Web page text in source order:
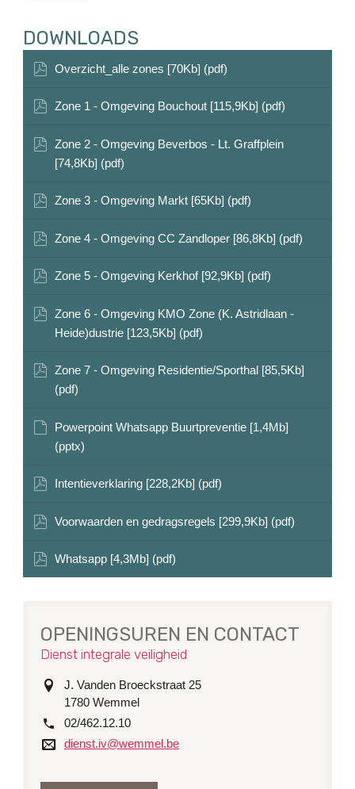
DOWNLOADS
Overzicht_alle zones [70Kb] (pdf)
Zone 1 - Omgeving Bouchout [115,9Kb] (pdf)
Zone 2 - Omgeving Beverbos - Lt. Graffplein
[74,8Kb] (pdf)
Zone 3 - Omgeving Markt [65Kb] (pdf)
Zone 4 - Omgeving CC Zandloper [86,8Kb] (pdf)
Zone 5 - Omgeving Kerkhof [92,9Kb] (pdf)
Zone 6 - Omgeving KMO Zone (K. Astridlaan -
Heide)dustrie [123,5Kb] (pdf)
Zone 7 - Omgeving Residentie/Sporthal [85,5Kb]
(pdf)
Powerpoint Whatsapp Buurtpreventie [1,4Mb]
(pptx)
Intentieverklaring [228,2Kb] (pdf)
Voorwaarden en gedragsregels [299,9Kb] (pdf)
Whatsapp [4,3Mb] (pdf)
OPENINGSUREN EN CONTACT
Dienst integrale veiligheid
adresJ. Vanden Broeckstraat 25
1780 Wemmel
tel.
02/462.12.10
e-
dienst.iv@wemmel.be